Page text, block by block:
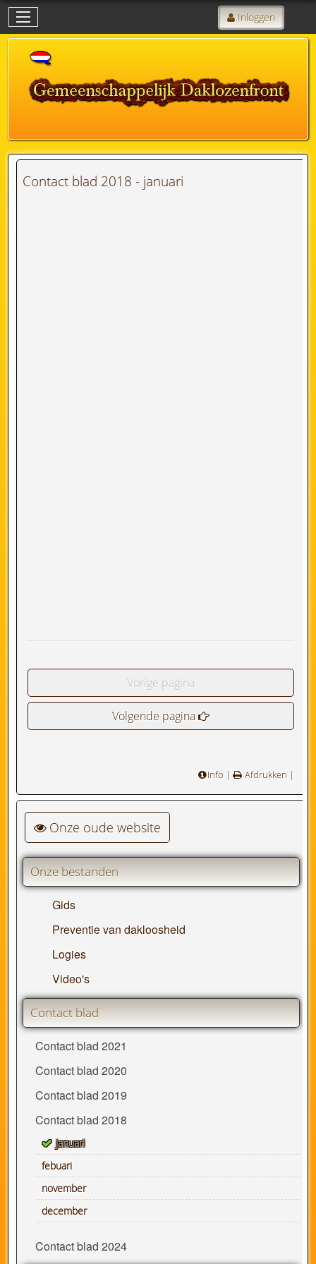
Inloggen
Contact blad 2018 - januari
Vorige pagina
Volgende pagina
Info | Afdrukken |
Onze oude website
Onze bestanden
Gids
Preventie van dakloosheid
Logies
Video's
Contact blad
Contact blad 2021
Contact blad 2020
Contact blad 2019
Contact blad 2018
januari
febuari
november
december
Contact blad 2024